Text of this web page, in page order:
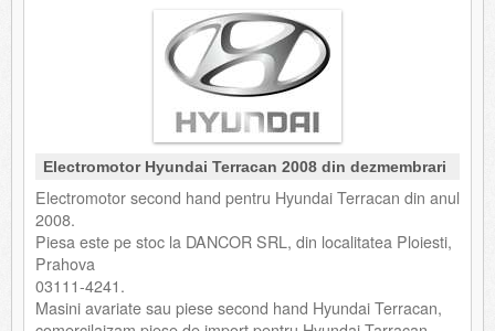
Electromotor Hyundai Terracan 2008 din dezmembrari
Electromotor second hand pentru Hyundai Terracan din anul
2008.
Piesa este pe stoc la DANCOR SRL, din localitatea Ploiesti,
Prahova
03111-4241.
Masini avariate sau piese second hand Hyundai Terracan,